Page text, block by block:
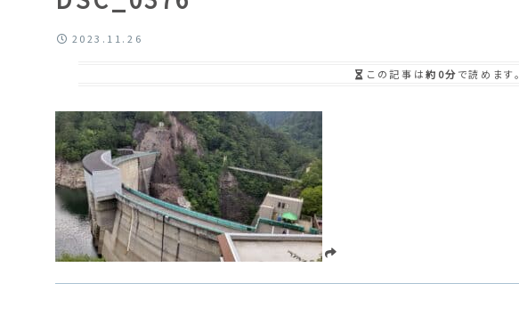
2023.11.26
この記事は約0分で読めます。